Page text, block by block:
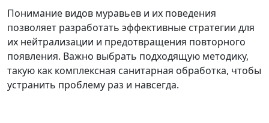
Понимание видов муравьев и их поведения
позволяет разработать эффективные стратегии для
их нейтрализации и предотвращения повторного
появления. Важно выбрать подходящую методику,
такую как комплексная санитарная обработка, чтобы
устранить проблему раз и навсегда.